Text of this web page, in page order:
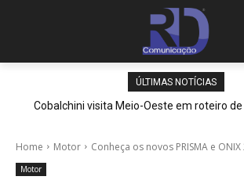
ÚLTIMAS NOTÍCIAS
Cobalchini visita Meio-Oeste em roteiro
Home Motor Conheça os novos PRISMA e
Motor